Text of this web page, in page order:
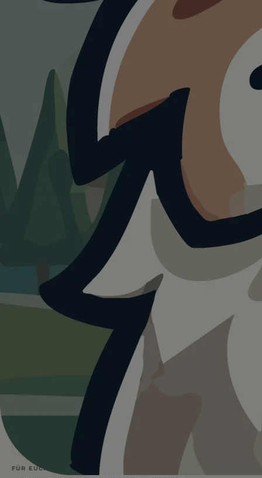
Visualisierung · KI
HUNDEAUSLAUF
Swiss Dog Arena
Münsingen
Heute ist
für Swiss Dog Arena
Münsingen.
OpenWeatherMap
Ja
—
FÜR EUCH RELEVANT
Schatten